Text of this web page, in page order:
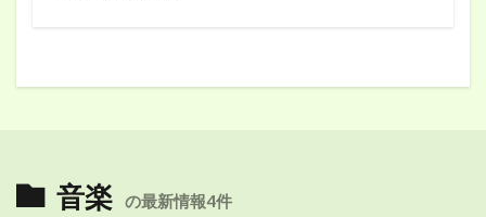
音楽 の最新情報4件